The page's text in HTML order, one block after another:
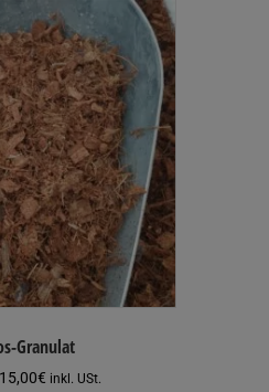
Granulat
15,00€Preisspanne:
inkl. USt.